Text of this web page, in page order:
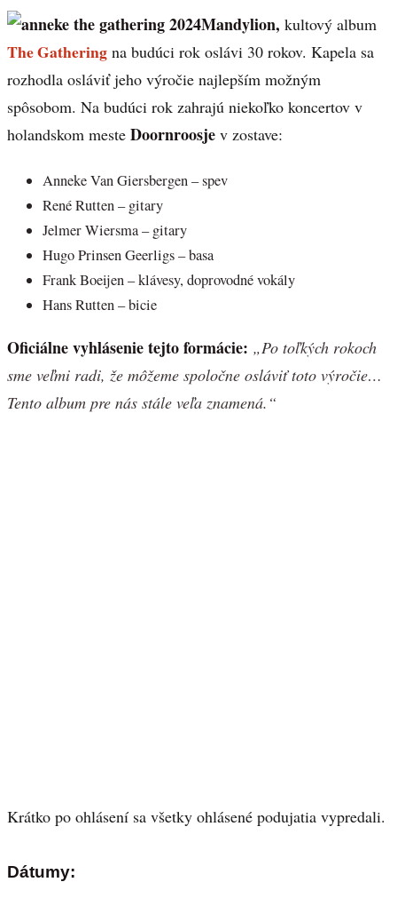
Mandylion, kultový album
The Gathering na budúci rok oslávi 30 rokov. Kapela sa
rozhodla osláviť jeho výročie najlepším možným
spôsobom. Na budúci rok zahrajú niekoľko koncertov v
holandskom meste Doornroosje v zostave:
Anneke Van Giersbergen – spev
René Rutten – gitary
Jelmer Wiersma – gitary
Hugo Prinsen Geerligs – basa
Frank Boeijen – klávesy, doprovodné vokály
Hans Rutten – bicie
Oficiálne vyhlásenie tejto formácie: „Po toľkých rokoch
sme veľmi radi, že môžeme spoločne osláviť toto výročie…
Tento album pre nás stále veľa znamená.“
Krátko po ohlásení sa všetky ohlásené podujatia vypredali.
Dátumy: